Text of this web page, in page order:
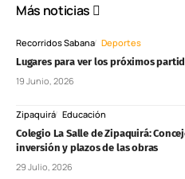
Más noticias
Recorridos Sabana Deportes
Lugares para ver los próximos
19 Junio, 2026
Zipaquirá Educación
Colegio La Salle de Zipaquirá:
inversión y plazos de las obras
29 Julio, 2026